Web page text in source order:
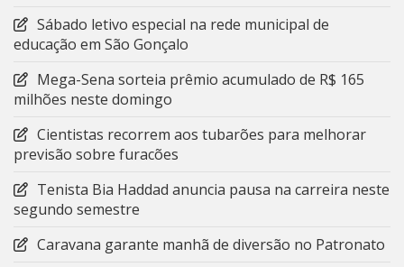
Sábado letivo especial na rede municipal de
educação em São Gonçalo
Mega-Sena sorteia prêmio acumulado de R$ 165
milhões neste domingo
Cientistas recorrem aos tubarões para melhorar
previsão sobre furacões
Tenista Bia Haddad anuncia pausa na carreira neste
segundo semestre
Caravana garante manhã de diversão no Patronato